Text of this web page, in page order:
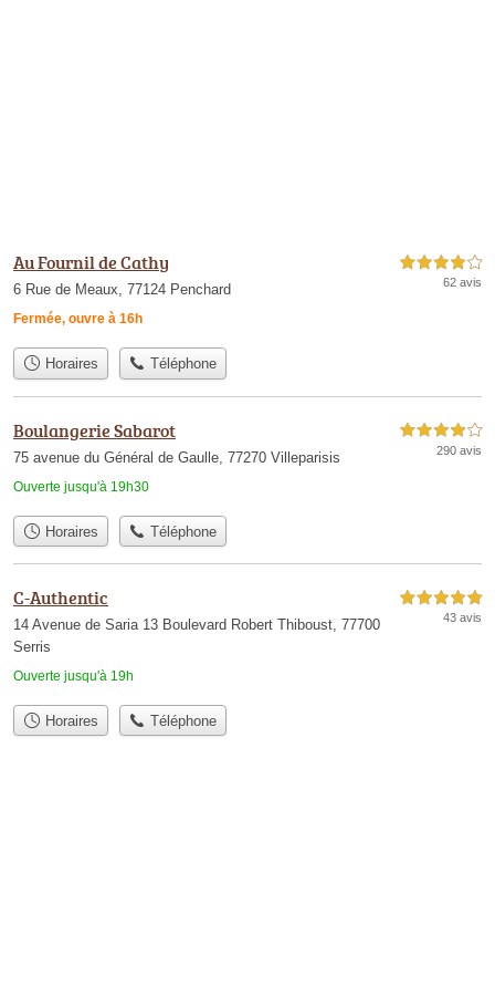
Au Fournil de Cathy
6 Rue de Meaux, 77124 Penchard
Fermée, ouvre à 16h
4,0 étoiles sur 5
62 avis
Horaires Téléphone
Boulangerie Sabarot
75 avenue du Général de Gaulle, 77270 Villeparisis
Ouverte jusqu'à 19h30
4,0 étoiles sur 5
290 avis
Horaires Téléphone
C-Authentic
14 Avenue de Saria 13 Boulevard Robert Thiboust, 77700
Serris
Ouverte jusqu'à 19h
5,0 étoiles sur 5
43 avis
Horaires Téléphone